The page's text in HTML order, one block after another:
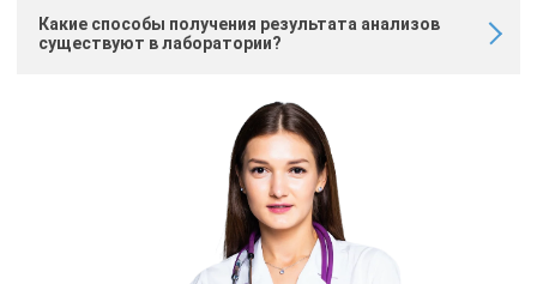
Какие способы получения результата анализов
существуют в лаборатории?